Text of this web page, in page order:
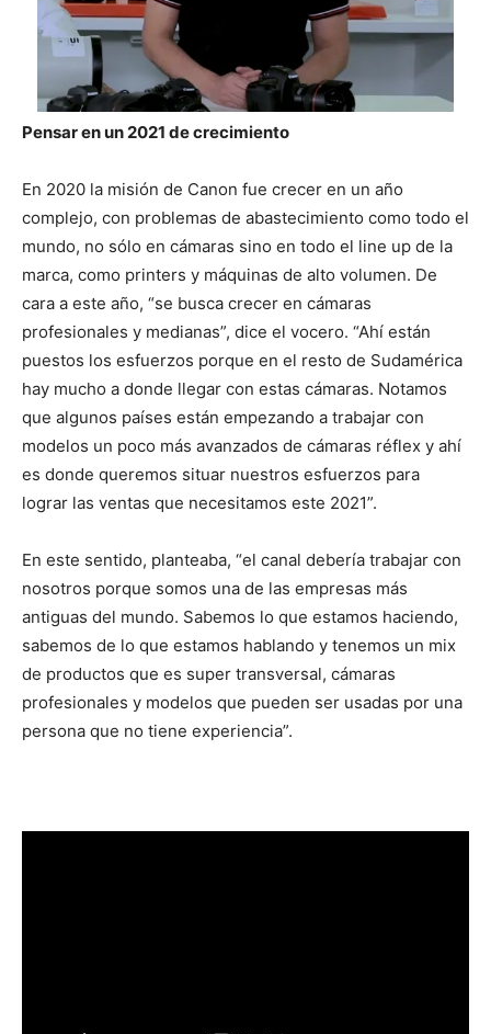
Pensar en un 2021 de crecimiento
En 2020 la misión de Canon fue crecer en un año
complejo, con problemas de abastecimiento como todo el
mundo, no sólo en cámaras sino en todo el line up de la
marca, como printers y máquinas de alto volumen. De
cara a este año, “se busca crecer en cámaras
profesionales y medianas”, dice el vocero. “Ahí están
puestos los esfuerzos porque en el resto de Sudamérica
hay mucho a donde llegar con estas cámaras. Notamos
que algunos países están empezando a trabajar con
modelos un poco más avanzados de cámaras réflex y ahí
es donde queremos situar nuestros esfuerzos para
lograr las ventas que necesitamos este 2021”.
En este sentido, planteaba, “el canal debería trabajar con
nosotros porque somos una de las empresas más
antiguas del mundo. Sabemos lo que estamos haciendo,
sabemos de lo que estamos hablando y tenemos un mix
de productos que es super transversal, cámaras
profesionales y modelos que pueden ser usadas por una
persona que no tiene experiencia”.